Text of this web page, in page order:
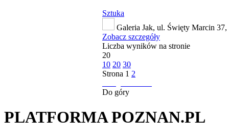
Sztuka
Galeria Jak, ul. Święty Marcin 37,
Zobacz szczegóły
Liczba wyników na stronie
20
10 20 30
Strona 1 2
Do góry
PLATFORMA POZNAN.PL